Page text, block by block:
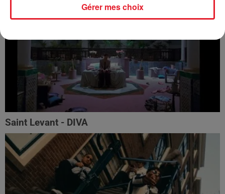
Saint Levant - DIVA
Gérer mes choix